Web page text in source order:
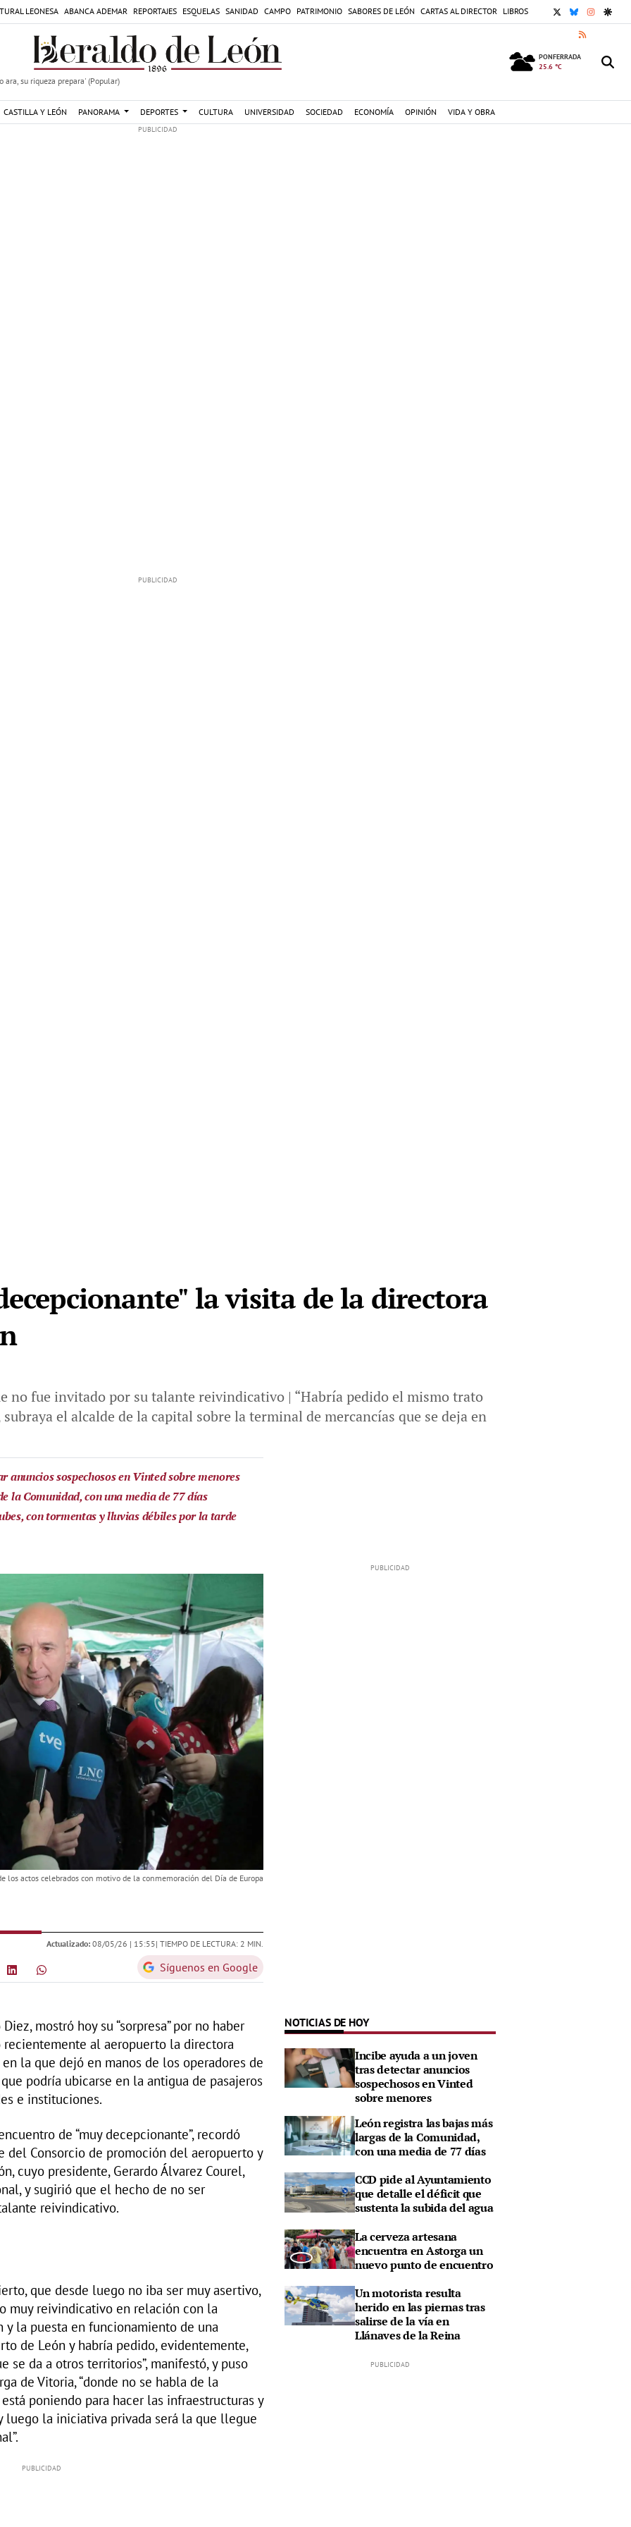
LEONESA ABANCA ADEMAR REPORTAJES ESQUELAS SANIDAD CAMPO PATRIMONIO SABORES DE LEÓN CARTAS AL DIRECTOR LIBROS X BLUESKY
RSS
ara, su riqueza prepara' (Popular)
PONFERRADA
25.6 °C
CASTILLA Y LEÓN PANORAMA DEPORTES CULTURA UNIVERSIDAD SOCIEDAD ECONOMÍA OPINIÓN VIDA Y OBRA
la visita de la directora
no fue invitado por su talante reivindicativo | “Habría pedido el mismo trato
el alcalde de la capital sobre la terminal de mercancías que se deja en
anuncios sospechosos en Vinted sobre menores
la Comunidad, con una media de 77 días
con tormentas y lluvias débiles por la tarde
los actos celebrados con motivo de la conmemoración del Día de Europa
Actualizado: 08/05/26 | 15:55| TIEMPO DE LECTURA: 2 MIN.
Síguenos en Google
mostró hoy su “sorpresa” por no haber
al aeropuerto la directora
la que dejó en manos de los operadores de
podría ubicarse en la antigua de pasajeros
e instituciones.
de “muy decepcionante”, recordó
del Consorcio de promoción del aeropuerto y
cuyo presidente, Gerardo Álvarez Courel,
y sugirió que el hecho de no ser
reivindicativo.
que desde luego no iba ser muy asertivo,
muy reivindicativo en relación con la
la puesta en funcionamiento de una
de León y habría pedido, evidentemente,
se da a otros territorios”, manifestó, y puso
de Vitoria, “donde no se habla de la
poniendo para hacer las infraestructuras y
luego la iniciativa privada será la que llegue
NOTICIAS DE HOY
Incibe ayuda a un joven
tras detectar anuncios
sospechosos en Vinted
sobre menores
León registra las bajas más
largas de la Comunidad,
con una media de 77 días
CCD pide al Ayuntamiento
que detalle el déficit que
sustenta la subida del agua
La cerveza artesana
encuentra en Astorga un
nuevo punto de encuentro
Un motorista resulta
herido en las piernas tras
salirse de la vía en
Llánaves de la Reina